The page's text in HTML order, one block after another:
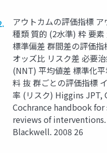
アウトカムの評価指標 ア
種類 質的 (2水準) 粋 要
標準偏差 群間差の評価指
オッズ比 リスク差 必要
(NNT) 平均値差 標準化
料 抜 群ごとの評価指標
率 (リスク) Higgins JPT,
Cochrance handbook
reviews of
Blackwell. 2008 26